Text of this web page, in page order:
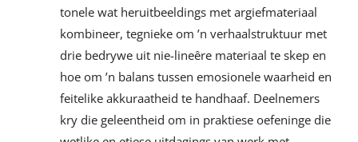
tonele wat heruitbeeldings met argiefmateriaal
kombineer, tegnieke om ’n verhaalstruktuur met
drie bedrywe uit nie-lineêre materiaal te skep en
hoe om ’n balans tussen emosionele waarheid en
feitelike akkuraatheid te handhaaf. Deelnemers
kry die geleentheid om in praktiese oefeninge die